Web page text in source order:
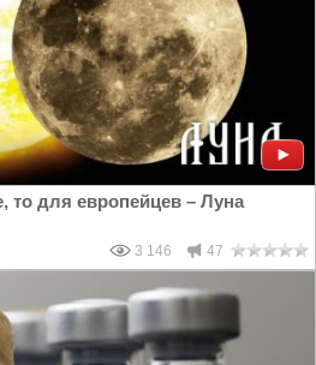
то для европейцев – Луна
3 146 47